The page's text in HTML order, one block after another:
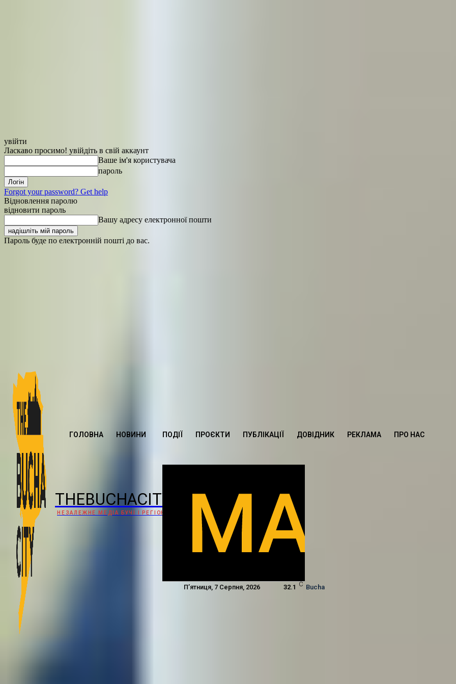
увійти
Ласкаво просимо! увійдіть в свій аккаунт
Ваше ім'я користувача
пароль
Forgot your password? Get help
Відновлення паролю
відновити пароль
Вашу адресу електронної пошти
Пароль буде по електронній пошті до вас.
THEBUCHACITY
НЕЗАЛЕЖНЕ МЕДІА БУЧІ І РЕГІОНУ
ГОЛОВНА НОВИНИ ПОДІЇ ПРОЄКТИ ПУБЛІКАЦІЇ ДОВІДНИК РЕКЛАМА ПРО НАС
П’ятниця, 7 Серпня, 2026 32.1 C Bucha